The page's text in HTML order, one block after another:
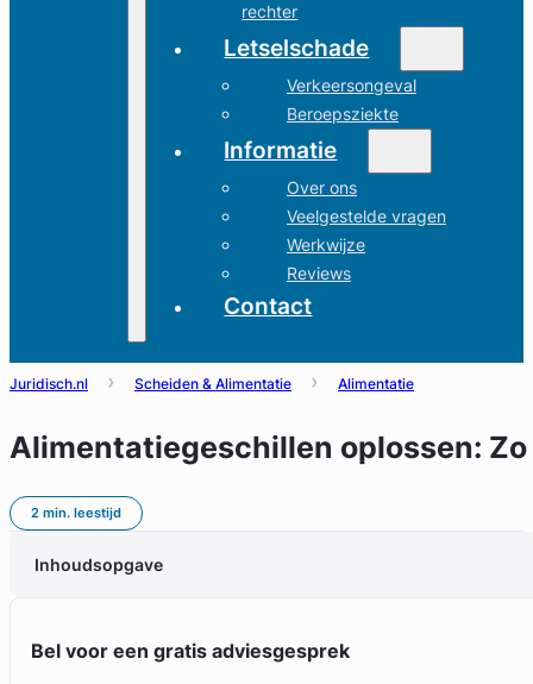
rechter
Letselschade
Verkeersongeval
Beroepsziekte
Informatie
Over ons
Veelgestelde vragen
Werkwijze
Reviews
Contact
Juridisch.nl Scheiden & Alimentatie Alimentatie
Alimentatiegeschillen oplossen:
2 min. leestijd
Inhoudsopgave
Bel voor een gratis adviesgesprek